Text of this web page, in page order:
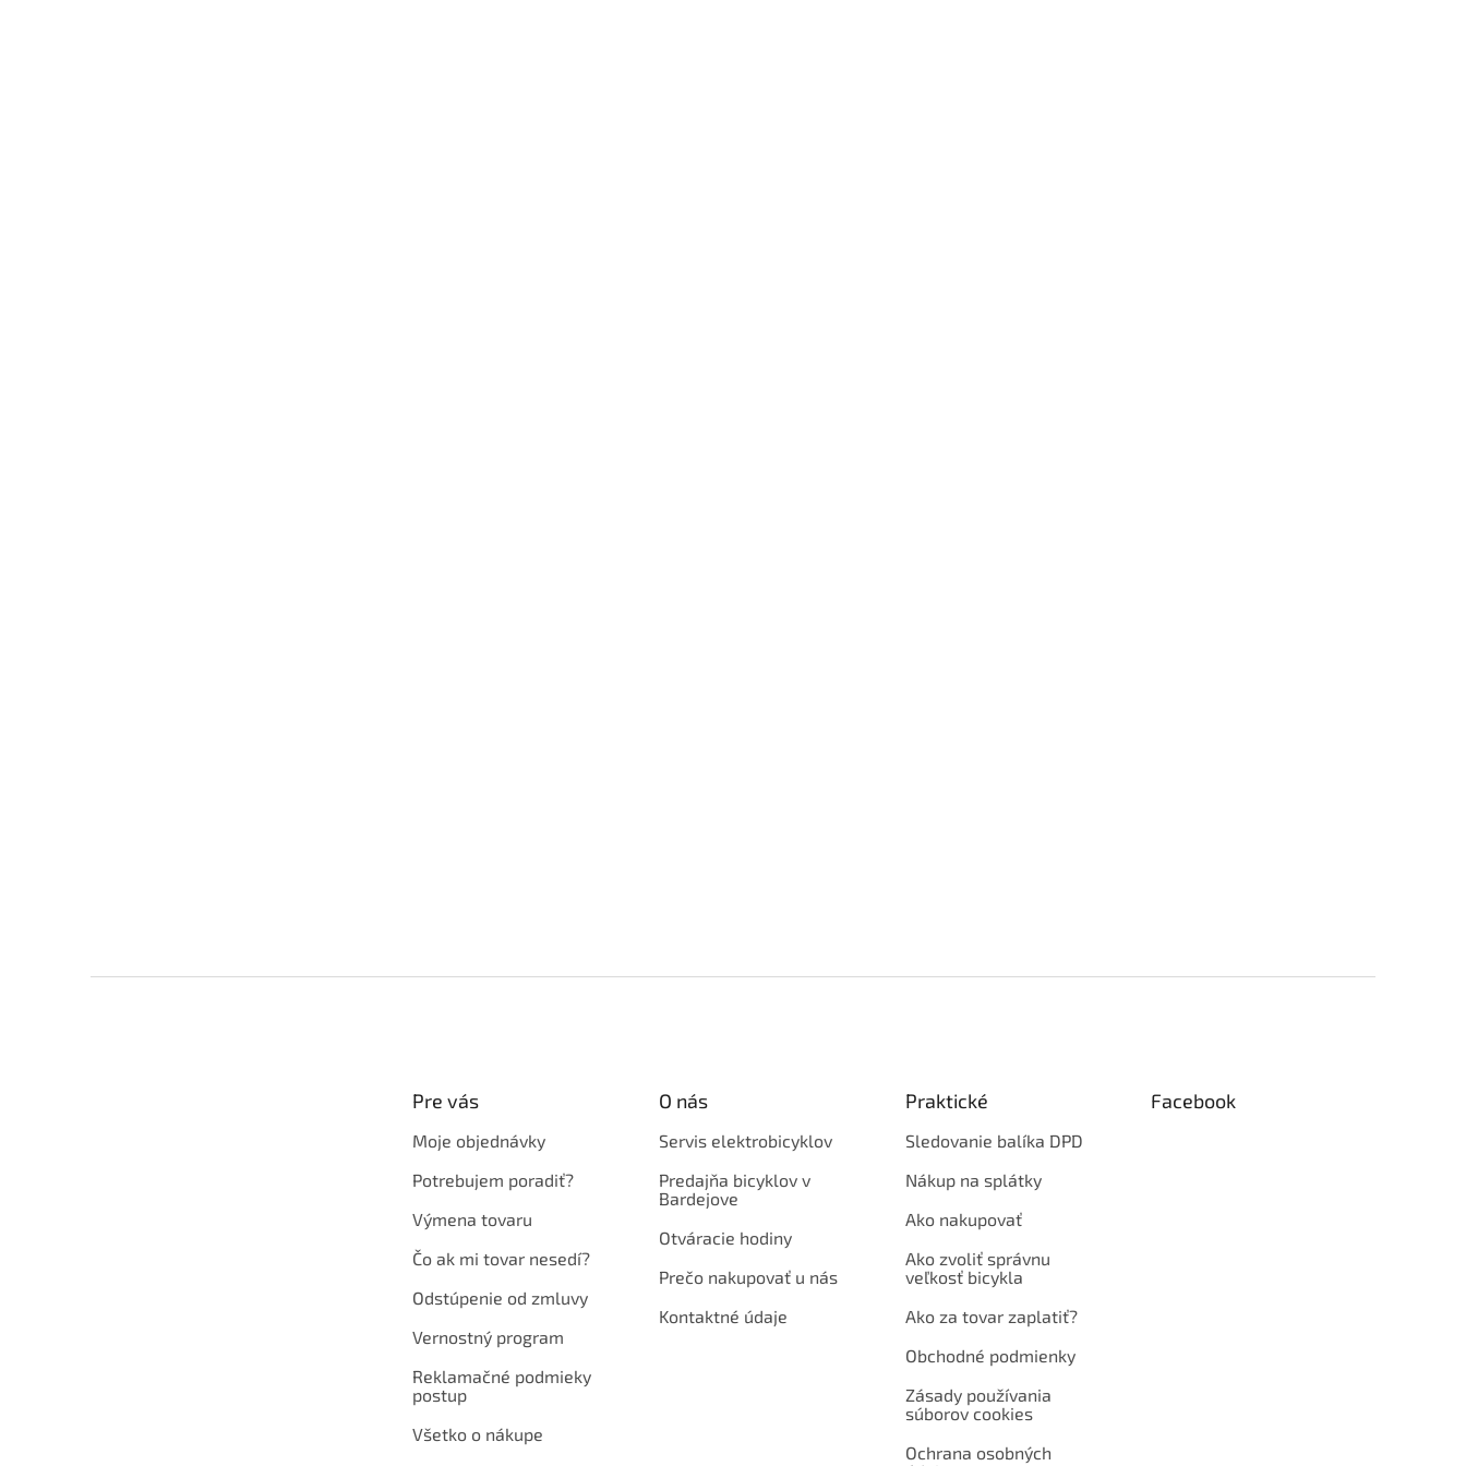
Pre vás
Moje objednávky
Potrebujem poradiť?
Výmena tovaru
Čo ak mi tovar nesedí?
Odstúpenie od zmluvy
Vernostný program
Reklamačné podmieky
postup
Všetko o nákupe
O nás
Servis elektrobicyklov
Predajňa bicyklov v
Bardejove
Otváracie hodiny
Prečo nakupovať u nás
Kontaktné údaje
Praktické
Sledovanie balíka DPD
Nákup na splátky
Ako nakupovať
Ako zvoliť správnu
veľkosť bicykla
Ako za tovar zaplatiť?
Obchodné podmienky
Zásady používania
súborov cookies
Ochrana osobných
Facebook